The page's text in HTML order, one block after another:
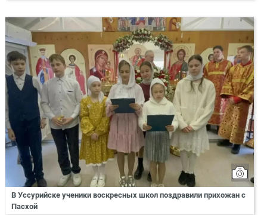
В Уссурийске ученики воскресных школ поздравили прихожан с
Пасхой